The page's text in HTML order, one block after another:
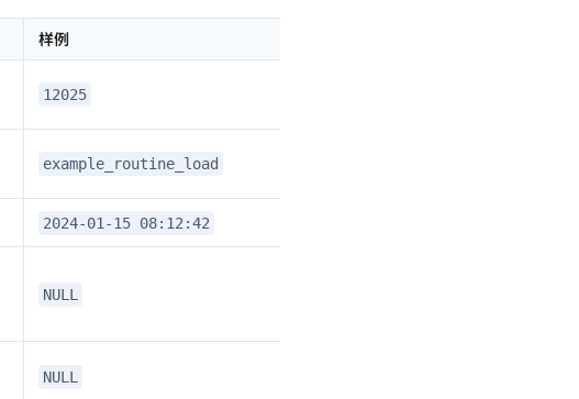
样例
12025
example_routine_load
2024-01-15 08:12:42
NULL
NULL